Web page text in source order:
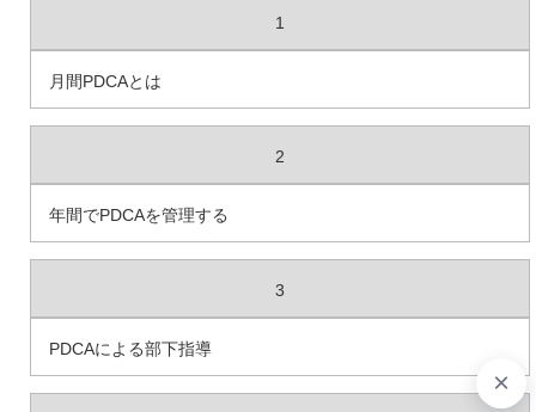
1
月間PDCAとは
2
年間でPDCAを管理する
3
PDCAによる部下指導